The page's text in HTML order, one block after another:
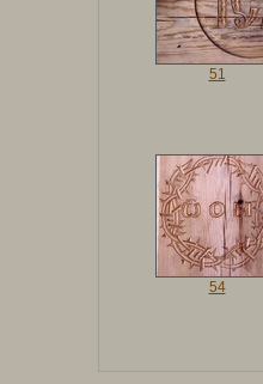
51
54